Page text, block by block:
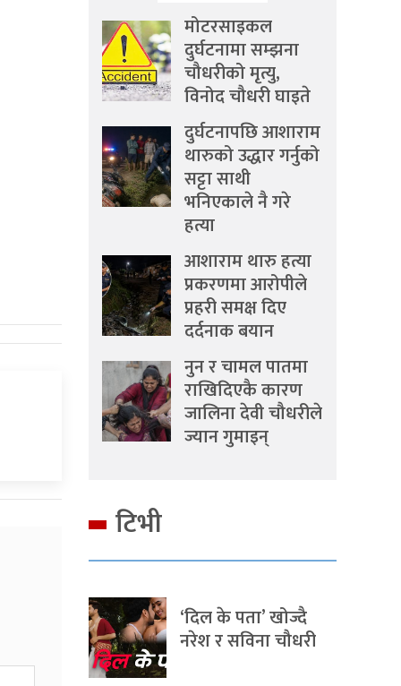
मोटरसाइकल
दुर्घटनामा सम्झना
चौधरीको मृत्यु,
विनोद चौधरी घाइते
दुर्घटनापछि आशाराम
थारुको उद्धार गर्नुको
सट्टा साथी
भनिएकाले नै गरे
हत्या
आशाराम थारु हत्या
प्रकरणमा आरोपीले
प्रहरी समक्ष दिए
दर्दनाक बयान
नुन र चामल पातमा
राखिदिएकै कारण
जालिना देवी चौधरीले
ज्यान गुमाइन्
टिभी
‘दिल के पता’ खोज्दै
नरेश र सविना चौधरी